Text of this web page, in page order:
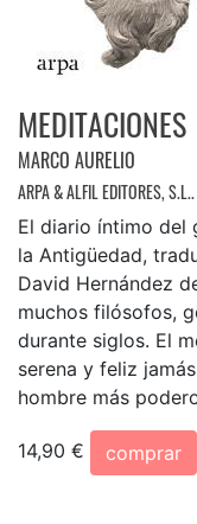
MEDITACIONES
MARCO AURELIO
ARPA & ALFIL EDITORES, S.L..
El diario íntimo del
la Antigüedad,
David Hernández
muchos filósofos,
durante siglos. El
serena y feliz
hombre más
14,90 €
comprar